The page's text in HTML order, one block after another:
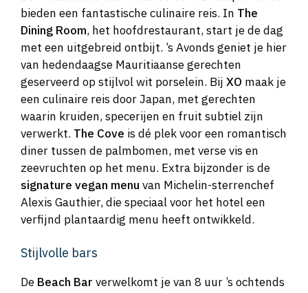
bieden een fantastische culinaire reis. In The
Dining Room, het hoofdrestaurant, start je de dag
met een uitgebreid ontbijt. ’s Avonds geniet je hier
van hedendaagse Mauritiaanse gerechten
geserveerd op stijlvol wit porselein. Bij XO maak je
een culinaire reis door Japan, met gerechten
waarin kruiden, specerijen en fruit subtiel zijn
verwerkt. The Cove is dé plek voor een romantisch
diner tussen de palmbomen, met verse vis en
zeevruchten op het menu. Extra bijzonder is de
signature vegan menu van Michelin-sterrenchef
Alexis Gauthier, die speciaal voor het hotel een
verfijnd plantaardig menu heeft ontwikkeld.
Stijlvolle bars
De Beach Bar verwelkomt je van 8 uur ’s ochtends